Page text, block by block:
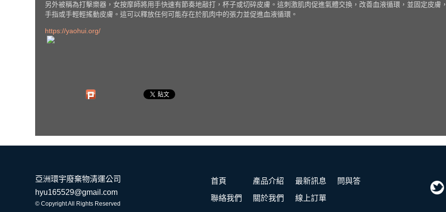
另外被稱為打擊樂器，女按摩師將用手快速有節奏地敲打，杯子或切碎皮膚。這刺激肌肉促進氣體交換，改善血液循環，並固定皮膚，
手指或手輕輕搖動皮膚。這可以釋放任何可能存在於肌肉中的張力並促進血液循環。
https://yaohui.org/
亞洲環宇廢棄物清運公司
hyu165529@gmail.com
© Copyright All Rights Reserved
首頁 產品介紹 最新訊息 問與答
聯絡我們 關於我們 線上訂單